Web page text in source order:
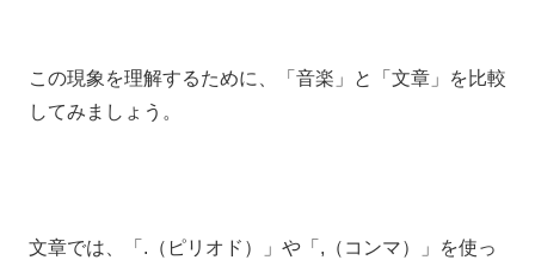
この現象を理解するために、「音楽」と「文章」を比較
してみましょう。
文章では、「.（ピリオド）」や「,（コンマ）」を使っ